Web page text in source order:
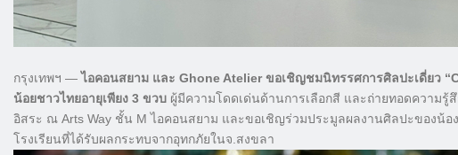
กรุงเทพฯ —ไอคอนสยาม และ Ghone Atelier ขอเชิญชมนิทรรศการศิลปะเดี่ยว
น้อยชาวไทยอายุเพียง 3 ขวบ ผู้มีความโดดเด่นด้านการเลือกสี และถ่ายทอดความ
อิสระ ณ Arts Way ชั้น M ไอคอนสยาม และขอเชิญร่วมประมูลผลงานศิลปะของน้อ
โรงเรียนที่ได้รับผลกระทบจากอุทกภัยในจ.สงขลา